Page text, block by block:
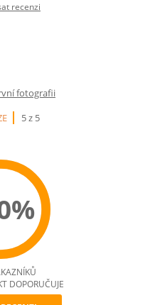
recenzi
fotografii
5 z 5
DOPORUČUJE